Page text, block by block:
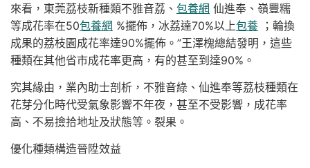
來看，東莞荔枝新種類不雅音荔、 包養網 仙進奉、嶺豐糯
等成花率在50包養網 %擺佈，冰荔達70%以上包養 ；輪換
成果的荔枝園成花率達90%擺佈。”王澤槐總結發明，這些
種類在其他省市成花率更高，有的甚至到達90%。
究其緣由，業內助士剖析，不雅音綠、仙進奉等荔枝種類在
花芽分化時代受氣象影響不年夜，甚至不受影響，成花率
高、不易撿拾地址及狀態等。裂果。
優化種類構造晉陞效益